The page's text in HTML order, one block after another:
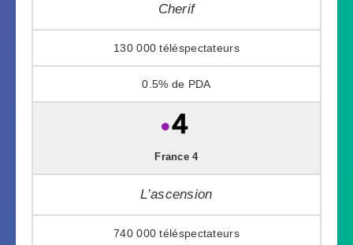
Cherif
130 000
0.5%
France 4
L’ascension
740 000